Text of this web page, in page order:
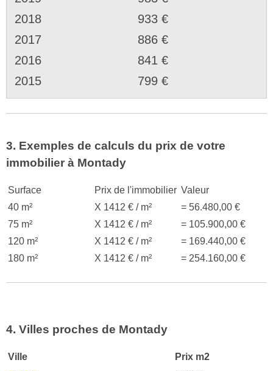
2018
933 €
2017
886 €
2016
841 €
2015
799 €
3. Exemples de calculs du prix de votre
immobilier à Montady
Surface Prix de l'immobilier Valeur
40 m²
X 1412 € / m²
= 56.480,00 €
75 m²
X 1412 € / m²
= 105.900,00 €
120 m²
X 1412 € / m²
= 169.440,00 €
180 m²
X 1412 € / m² = 254.160,00 €
4. Villes proches de Montady
Ville
Prix m2